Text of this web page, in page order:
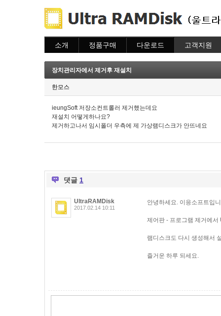
소개 정품구매
주문조회
이용안내
다운로드 고객지원
질문하기
장치관리자에서 제거후 재설치
한모스
ieungSoft 저장소컨트롤러 제거했는데요
재설치 어떻게하나요?
제거하고나서 임시폴더 우측에 제 가상램디스크가 안뜨네요
댓글 1
UltraRAMDisk
2017.02.14 10:11
안녕하세요. 이응소프트입
제어판 - 프로그램 제거에
램디스크도 다시 생성해서
즐거운 하루 되세요.